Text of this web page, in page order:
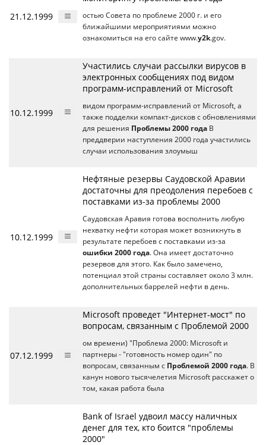
21.12.1999
остью Совета по проблеме 2000 г. и его
ближайшими мероприятиями можно
ознакомиться на его сайте www.y2k.gov.
10.12.1999
Участились случаи рассылки вирусов в
электронных сообщениях под видом
программ-исправлений от Microsoft
видом программ-исправлений от Microsoft, а
также подделки компакт-дисков с обновлениями
для решения Проблемы 2000 года В
преддверии наступления 2000 года участились
случаи использования злоумыш
10.12.1999
Нефтяные резервы Саудовской Аравии
достаточны для преодоления перебоев с
поставками из-за проблемы 2000
Саудовская Аравия готова восполнить любую
нехватку нефти которая может возникнуть в
результате перебоев с поставками из-за
ошибки 2000 года. Она имеет достаточно
резервов для этого. Как было замечено,
потенциал этой страны составляет около 3 млн.
дополнительных баррелей нефти в день.
07.12.1999
Microsoft проведет "Интернет-мост" по
вопросам, связанным с Проблемой 2000
ом времени) "Проблема 2000: Microsoft и
партнеры - "готовность номер один" по
вопросам, связанным с Проблемой 2000 года. В
канун нового тысячелетия Microsoft расскажет о
том, какая работа была
Bank of Israel удвоил массу наличных
денег для тех, кто боится "проблемы
2000"